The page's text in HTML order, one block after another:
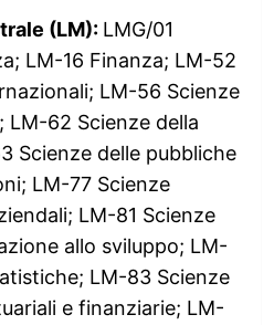
(LM): LMG/01
LM-16 Finanza; LM-52
LM-56 Scienze
LM-62 Scienze della
Scienze delle pubbliche
LM-77 Scienze
LM-81 Scienze
allo sviluppo; LM-
LM-83 Scienze
e finanziarie; LM-